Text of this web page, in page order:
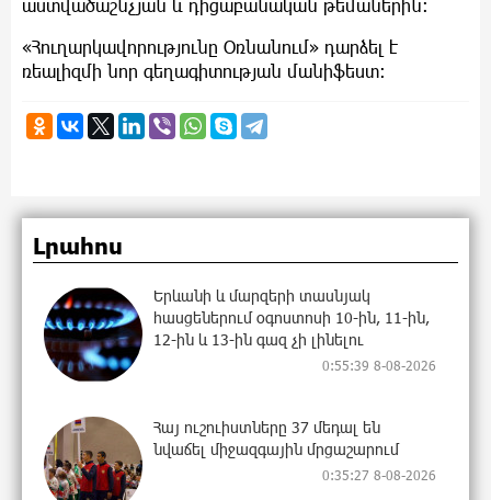
աստվածաշնչյան և դիցաբանական թեմաներին:
«Հուղարկավորությունը Օռնանում» դարձել է
ռեալիզմի նոր գեղագիտության մանիֆեստ։
Լրահոս
Երևանի և մարզերի տասնյակ
հասցեներում օգոստոսի 10-ին, 11-ին,
12-ին և 13-ին գազ չի լինելու
0:55:39 8-08-2026
Հայ ուշուիստները 37 մեդալ են
նվաճել միջազգային մրցաշարում
0:35:27 8-08-2026